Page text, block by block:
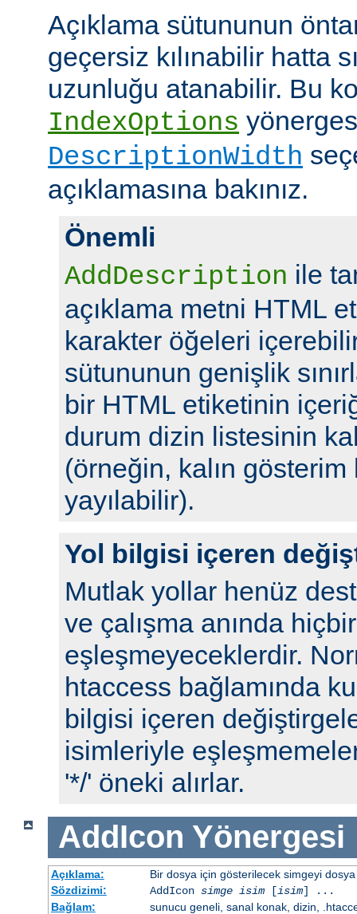
Açıklama sütununun
geçersiz kılınabilir hatta
uzunluğu atanabilir. Bu
IndexOptions
DescriptionWidth
açıklamasına bakınız.
Önemli
AddDescription ile
açıklama metni HTML
karakter öğeleri
sütununun genişlik
bir HTML etiketinin
durum dizin listesinin
(örneğin, kalın
yayılabilir).
Yol bilgisi içeren
Mutlak yollar henüz
ve çalışma anında
eşleşmeyeceklerdir.
htaccess bağlamında
bilgisi içeren
isimleriyle
'*/' öneki alırlar.
AddIcon Yönergesi
Açıklama:
Bir dosya için gösterilecek simgeyi
Sözdizimi:
AddIcon simge isim[isim] ...
Bağlam:
sunucu geneli, sanal konak, dizin,